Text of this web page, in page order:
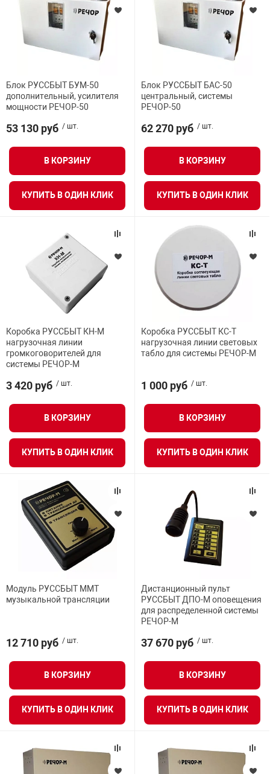
Блок РУССБЫТ БУМ-50
дополнительный, усилителя
мощности РЕЧОР-50
53 130 руб / шт.
В КОРЗИНУ
КУПИТЬ В ОДИН КЛИК
Блок РУССБЫТ БАС-50
центральный, системы
РЕЧОР-50
62 270 руб / шт.
В КОРЗИНУ
КУПИТЬ В ОДИН КЛИК
Коробка РУССБЫТ КН-М
нагрузочная линии
громкоговорителей для
системы РЕЧОР-М
3 420 руб / шт.
В КОРЗИНУ
КУПИТЬ В ОДИН КЛИК
Коробка РУССБЫТ КС-Т
нагрузочная линии световых
табло для системы РЕЧОР-М
1 000 руб / шт.
В КОРЗИНУ
КУПИТЬ В ОДИН КЛИК
Модуль РУССБЫТ ММТ
музыкальной трансляции
12 710 руб / шт.
В КОРЗИНУ
КУПИТЬ В ОДИН КЛИК
Дистанционный пульт
РУССБЫТ ДПО-М оповещения
для распределенной системы
РЕЧОР-М
37 670 руб / шт.
В КОРЗИНУ
КУПИТЬ В ОДИН КЛИК